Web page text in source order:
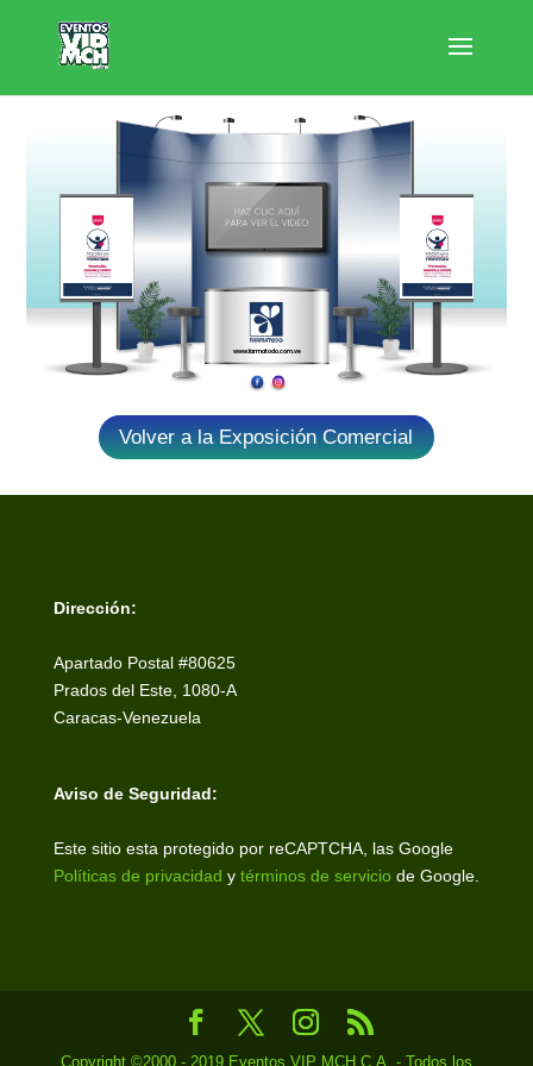
www.farmatodo.com.ve
Volver a la Exposición Comercial
Dirección:
Apartado Postal #80625
Prados del Este, 1080-A
Caracas-Venezuela
Aviso de Seguridad:
Este sitio esta protegido por reCAPTCHA, las Google
Políticas de privacidad y términos de servicio de Google.
Copyright ©2000 - 2019 Eventos VIP MCH C.A. - Todos los